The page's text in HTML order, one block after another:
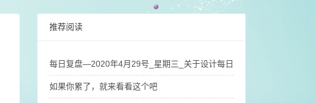
推荐阅读
每日复盘—2020年4月29号_星期三_关于设计每日复盘纸质版笔记本的
如果你累了，就来看看这个吧